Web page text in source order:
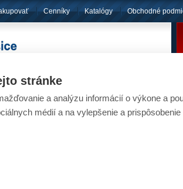
Cenníky Katalógy Obchodné
- EXIDE BIKE AGM
Akumulátory
stránke
a analýzu informácií o výkone a
médií a na vylepšenie a prispôsobenie